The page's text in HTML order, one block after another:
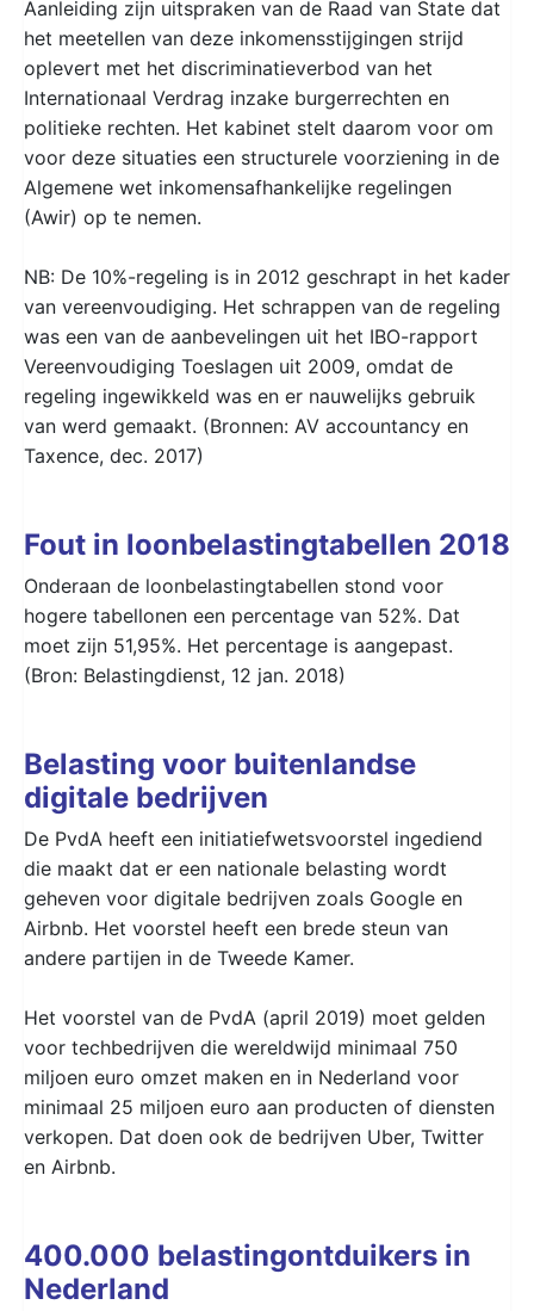
Aanleiding zijn uitspraken van de Raad van State dat
het meetellen van deze inkomensstijgingen strijd
oplevert met het discriminatieverbod van het
Internationaal Verdrag inzake burgerrechten en
politieke rechten. Het kabinet stelt daarom voor om
voor deze situaties een structurele voorziening in de
Algemene wet inkomensafhankelijke regelingen
(Awir) op te nemen.
NB: De 10%-regeling is in 2012 geschrapt in het kader
van vereenvoudiging. Het schrappen van de regeling
was een van de aanbevelingen uit het IBO-rapport
Vereenvoudiging Toeslagen uit 2009, omdat de
regeling ingewikkeld was en er nauwelijks gebruik
van werd gemaakt. (Bronnen: AV accountancy en
Taxence, dec. 2017)
Fout in loonbelastingtabellen 2018
Onderaan de loonbelastingtabellen stond voor
hogere tabellonen een percentage van 52%. Dat
moet zijn 51,95%. Het percentage is aangepast.
(Bron: Belastingdienst, 12 jan. 2018)
Belasting voor buitenlandse
digitale bedrijven
De PvdA heeft een initiatiefwetsvoorstel ingediend
die maakt dat er een nationale belasting wordt
geheven voor digitale bedrijven zoals Google en
Airbnb. Het voorstel heeft een brede steun van
andere partijen in de Tweede Kamer.
Het voorstel van de PvdA (april 2019) moet gelden
voor techbedrijven die wereldwijd minimaal 750
miljoen euro omzet maken en in Nederland voor
minimaal 25 miljoen euro aan producten of diensten
verkopen. Dat doen ook de bedrijven Uber, Twitter
en Airbnb.
400.000 belastingontduikers in
Nederland